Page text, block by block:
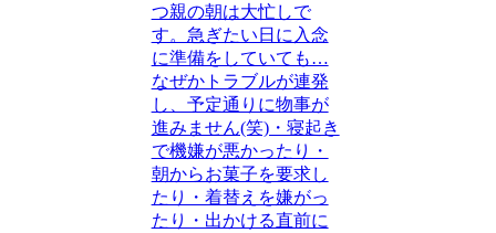
つ親の朝は大忙しで
す。急ぎたい日に入念
に準備をしていても…
なぜかトラブルが連発
し、予定通りに物事が
進みません(笑)・寝起き
で機嫌が悪かったり・
朝からお菓子を要求し
たり・着替えを嫌がっ
たり・出かける直前に